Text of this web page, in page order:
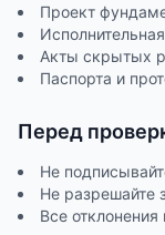
Проект
Акты скрытых
Паспорта и
Перед
Не
Не разрешайте
Все